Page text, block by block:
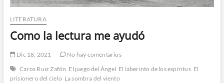
LITERATURA
Como la lectura me ayudó
Dic 18, 2021
No hay comentarios
Caros Ruiz Zafón El juego del Ángel El laberinto de los espíritus El
prisionero del cielo La sombra del viento